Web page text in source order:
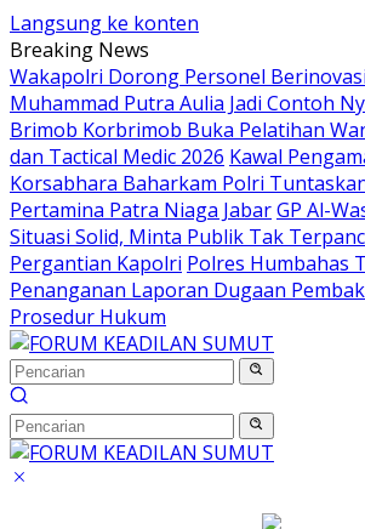
Langsung ke konten
Breaking News
Wakapolri Dorong Personel
Muhammad Putra Aulia Jadi Contoh
Brimob Korbrimob Buka Pelatihan
dan Tactical Medic 2026 Kawal
Korsabhara Baharkam Polri
Pertamina Patra Niaga JabarGP Al-
Situasi Solid, Minta Publik Tak
Pergantian Kapolri Polres Humbahas
Penanganan Laporan Dugaan
Prosedur Hukum